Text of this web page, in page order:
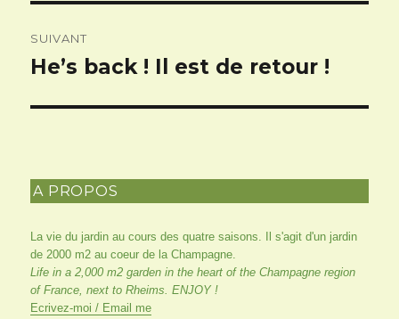
SUIVANT
Article
He’s back ! Il est de retour !
A PROPOS
La vie du jardin au cours des quatre saisons. Il s'agit d'un jardin
de 2000 m2 au coeur de la Champagne.
Life in a 2,000 m2 garden in the heart of the Champagne region
of France, next to Rheims. ENJOY !
Ecrivez-moi / Email me